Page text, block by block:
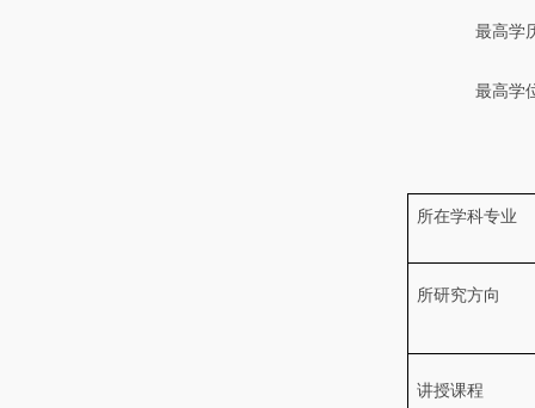
最高学
最高学
所在学科专业
所研究方向
讲授课程